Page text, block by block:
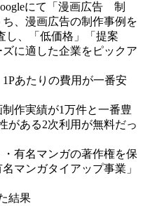
にて「漫画広告 制
、漫画広告の制作事例を
し、「低価格」「提案
に適した企業をピックア
あたりの費用が一番安
作実績が1万件と一番豊
がある2次利用が無料だっ
有名マンガの著作権を保
マンガタイアップ事業」
結果